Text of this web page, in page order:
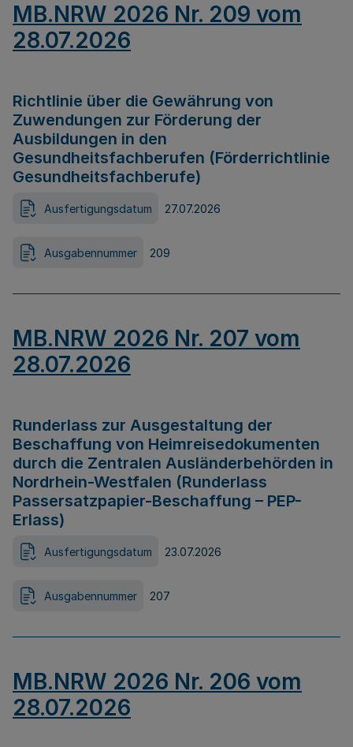
MB.NRW 2026 Nr. 209 vom
28.07.2026
Richtlinie über die Gewährung von
Zuwendungen zur Förderung der
Ausbildungen in den
Gesundheitsfachberufen (Förderrichtlinie
Gesundheitsfachberufe)
Ausfertigungsdatum 27.07.2026
Ausgabennummer 209
MB.NRW 2026 Nr. 207 vom
28.07.2026
Runderlass zur Ausgestaltung der
Beschaffung von Heimreisedokumenten
durch die Zentralen Ausländerbehörden in
Nordrhein-Westfalen (Runderlass
Passersatzpapier-Beschaffung – PEP-
Erlass)
Ausfertigungsdatum 23.07.2026
Ausgabennummer 207
MB.NRW 2026 Nr. 206 vom
28.07.2026